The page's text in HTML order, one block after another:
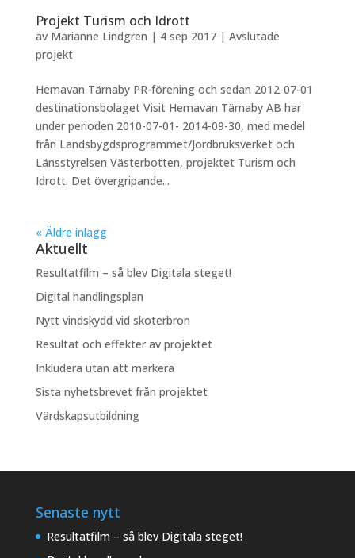
Projekt Turism och Idrott
av Marianne Lindgren | 4 sep 2017| Avslutade
projekt
Hemavan Tärnaby PR-förening och sedan 2012-07-01
destinationsbolaget Visit Hemavan Tärnaby AB har
under perioden 2010-07-01- 2014-09-30, med medel
från Landsbygdsprogrammet/Jordbruksverket och
Länsstyrelsen Västerbotten, projektet Turism och
Idrott. Det övergripande...
« Äldre inlägg
Aktuellt
Resultatfilm – så blev Digitala steget!
Digital handlingsplan
Nytt vindskydd vid skoterbron
Resultat och effekter av projektet
Inkludera utan att markera
Sista nyhetsbrevet från projektet
Värdskapsutbildning
Senaste nytt
Resultatfilm – så blev Digitala steget!